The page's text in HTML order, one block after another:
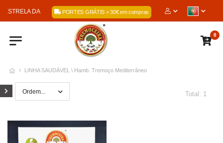
DA PIEDADE, LDAPORTES GRÁTIS > 30€ em compras
0
LINHA SAUDÁVEL \ Hamb. Tremoço Mediterrâneo
Total: 1